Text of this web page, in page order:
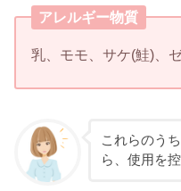
アレルギー物質
乳、モモ、サケ(鮭)、
これらのう
ら、使用を